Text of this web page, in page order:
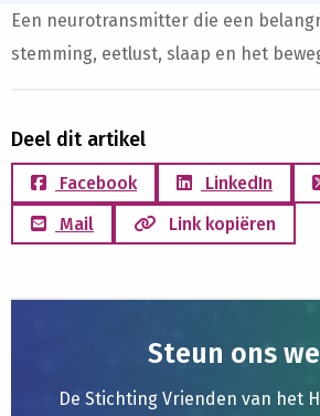
Een neurotransmitter die een
stemming, eetlust, slaap en het
Deel dit artikel
Facebook LinkedIn
Mail
Link kopiëren
Steun ons
De Stichting Vrienden van het